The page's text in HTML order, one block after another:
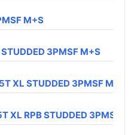
M+S
3PMSF M+S
XL STUDDED 3PMSF M+S
XL RPB STUDDED 3PMSF